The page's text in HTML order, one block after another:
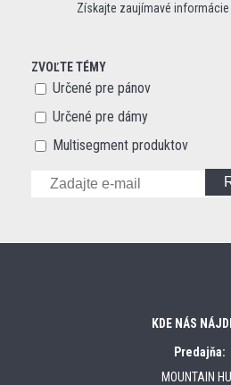
Získajte zaujímavé informácie
ZVOĽTE TÉMY
Určené pre pánov
Určené pre dámy
Multisegment produktov
KDE NÁS
Predajňa:
MOUNTAIN